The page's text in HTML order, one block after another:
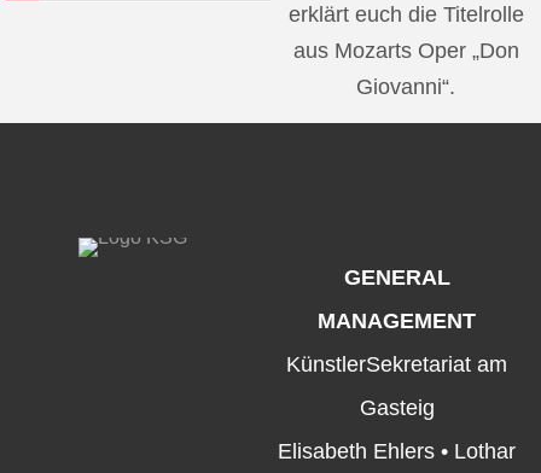
erklärt euch die Titelrolle
aus Mozarts Oper „Don
Giovanni“.
GENERAL
MANAGEMENT
KünstlerSekretariat am
Gasteig
Elisabeth Ehlers • Lothar